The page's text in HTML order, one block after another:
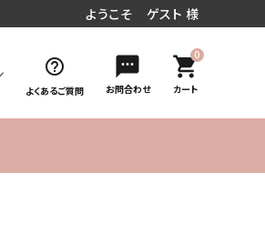
ようこそ ゲスト 様
help_outline
よくあるご質問
sms
お問合わせ
0
shopping_cart
カート